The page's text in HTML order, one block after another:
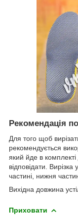
Рекомендація
Для того щоб
рекомендується
який йде в
відповідати. Вирізка
частині, нижня
Вихідна довжина
Приховати